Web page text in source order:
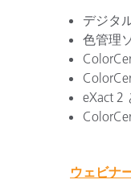
デジタ
色管理
eXact 2
ウェビナ